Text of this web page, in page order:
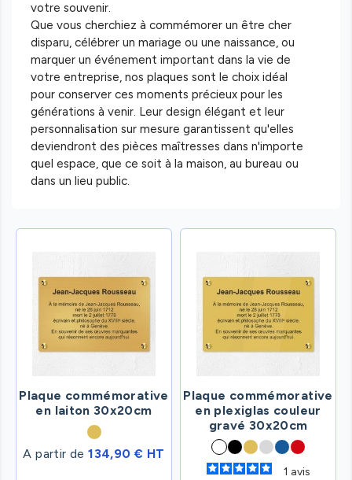
votre souvenir.
Que vous cherchiez à commémorer un être cher
disparu, célébrer un mariage ou une naissance, ou
marquer un événement important dans la vie de
votre entreprise, nos plaques sont le choix idéal
pour conserver ces moments précieux pour les
générations à venir. Leur design élégant et leur
personnalisation sur mesure garantissent qu'elles
deviendront des pièces maîtresses dans n'importe
quel espace, que ce soit à la maison, au bureau ou
dans un lieu public.
Plaque commémorative
en laiton 30x20cm
A partir de134,90 € HT
Plaque commémorative
en plexiglas couleur
gravé 30x20cm
1 avis